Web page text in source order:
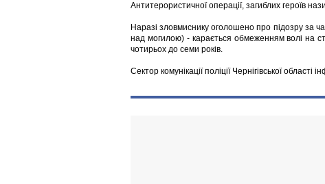
Антитерористичної операції, загиблих героїв
Наразі зловмиснику оголошено про підозру за
над могилою) - карається обмеженням волі на
чотирьох до семи років.
Сектор комунікації поліції Чернігівської